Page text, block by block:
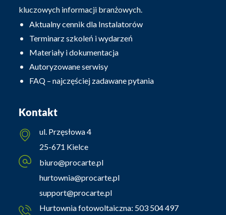
kluczowych informacji branżowych.
Aktualny cennik dla Instalatorów
Terminarz szkoleń i wydarzeń
Materiały i dokumentacja
Autoryzowane serwisy
FAQ – najczęściej zadawane pytania
Kontakt
ul. Przęsłowa 4
25-671 Kielce
biuro@procarte.pl
hurtownia@procarte.pl
support@procarte.pl
Hurtownia fotowoltaiczna: 503 504 497